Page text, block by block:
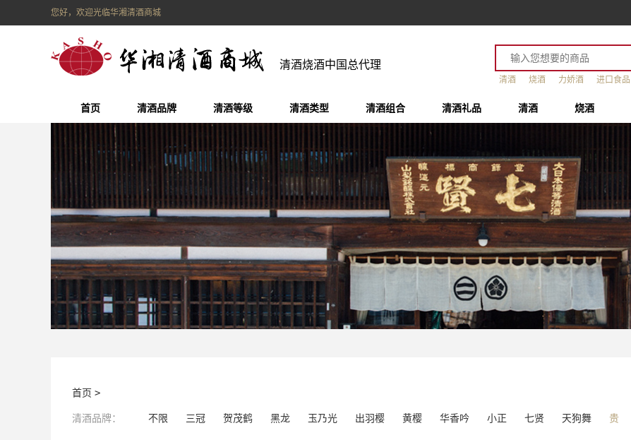
您好，欢迎光临华湘清酒商城
清酒烧酒中国总代理
清酒 烧酒 力娇酒 进口食品
首页 清酒品牌 清酒等级 清酒类型 清酒组合 清酒礼品 清酒 烧酒
首页 >
清酒品牌： 不限 三冠 贺茂鹤 黑龙 玉乃光 出羽樱 黄樱 华香吟 小正 七贤 天狗舞 贵